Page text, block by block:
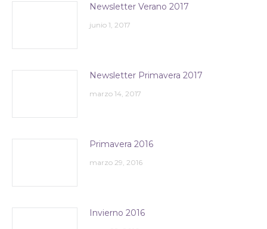
Newsletter Verano 2017
junio 1, 2017
Newsletter Primavera 2017
marzo 14, 2017
Primavera 2016
marzo 29, 2016
Invierno 2016